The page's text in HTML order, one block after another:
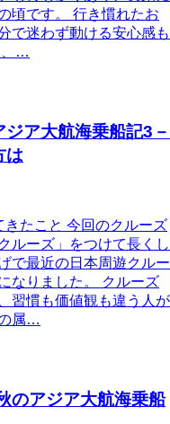
頃です。 行き慣れたお
で迷わず動ける安心感も
、…
ア大航海乗船記3－
は
たこと 今回のクルーズ
ルーズ」をつけて長くし
で最近の日本周遊クルー
なりました。 クルーズ
習慣も価値観も違う人が
属…
のアジア大航海乗船